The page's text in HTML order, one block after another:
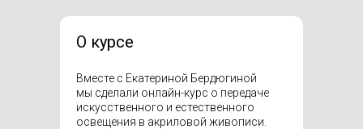
О курсе
Вместе с Екатериной Бердюгиной
мы сделали онлайн-курс о передаче
искусственного и естественного
освещения в акриловой живописи.